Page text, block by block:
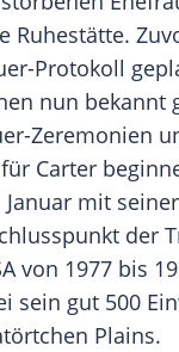
Ruhestätte.
Protokoll
nun bekannt
Zeremonien
Carter
Januar mit seiner
der
von 1977 bis
sein gut 500
Plains.